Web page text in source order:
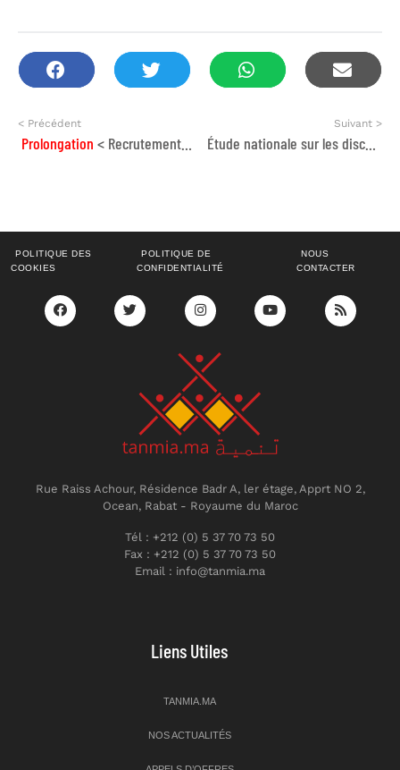
< Précédent
Prolongation < Recrutement d’une agence de communication
Suivant >
Étude nationale sur les discours autour des migrations étrangères dans l’espace digital au Maroc
POLITIQUE DES
COOKIES
POLITIQUE DE
CONFIDENTIALITÉ
NOUS
CONTACTER
Rue Raiss Achour, Résidence Badr A, ler étage, Apprt NO 2,
Ocean, Rabat - Royaume du Maroc
Tél : +212 (0) 5 37 70 73 50
Fax : +212 (0) 5 37 70 73 50
Email : info@tanmia.ma
Liens Utiles
TANMIA.MA
NOS ACTUALITÉS